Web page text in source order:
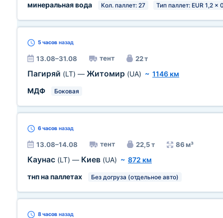
минеральная вода
Кол. паллет: 27 Тип паллет: EUR 1,2 x
5 часов назад
13.08–31.08 тент 22 т
Пагиряй (LT) — Житомир (UA) ~ 1146 км
МДФ
Боковая
6 часов назад
13.08–14.08 тент 22,5 т 86 м³
Каунас (LT) — Киев (UA) ~ 872 км
тнп на паллетах
Без догруза (отдельное авто)
8 часов назад